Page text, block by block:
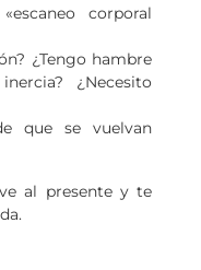
corporal
¿Tengo hambre
¿Necesito
que se vuelvan
al presente y te